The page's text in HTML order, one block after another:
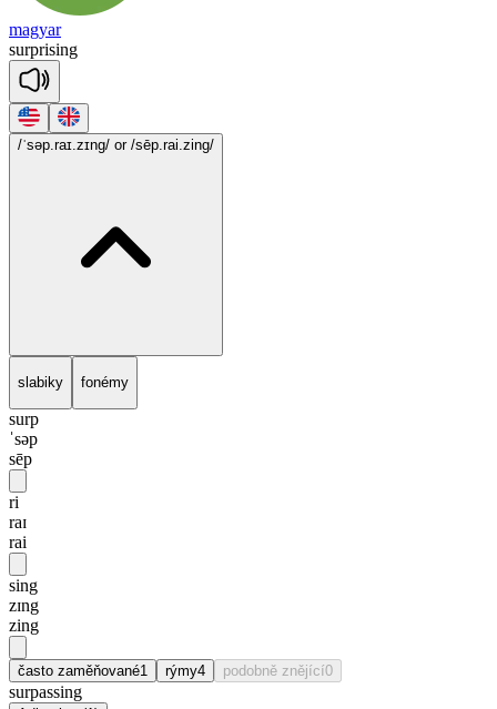
magyar
surprising
/ˈsəp.raɪ.zɪng/ or /sēp.rai.zing/
slabiky fonémy
surp
ˈsəp
sēp
ri
raɪ
rai
sing
zɪng
zing
často zaměňované1 rýmy4 podobně znějící0
surpassing